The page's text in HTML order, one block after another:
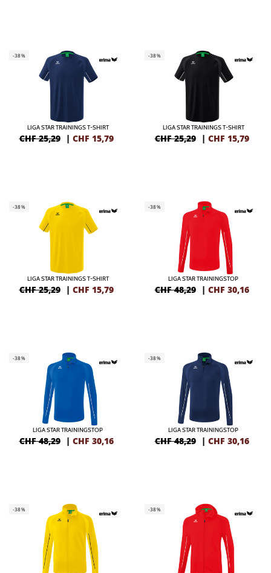
-38%
LIGA STAR TRAININGS T-SHIRT
CHF 25,29 | CHF 15,79
-38%
LIGA STAR TRAININGS T-SHIRT
CHF 25,29 | CHF 15,79
-38%
LIGA STAR TRAININGS T-SHIRT
CHF 25,29 | CHF 15,79
-38%
LIGA STAR TRAININGSTOP
CHF 48,29 | CHF 30,16
-38%
LIGA STAR TRAININGSTOP
CHF 48,29 | CHF 30,16
-38%
LIGA STAR TRAININGSTOP
CHF 48,29 | CHF 30,16
-38% -38%